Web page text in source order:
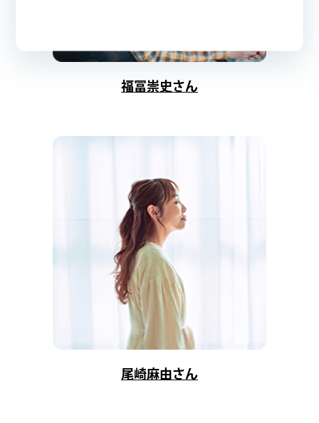
福冨崇史さん
尾崎麻由さん